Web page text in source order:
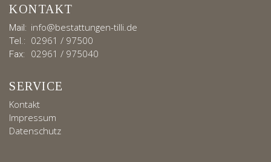
KONTAKT
Mail: info@bestattungen-tilli.de
Tel.: 02961 / 97500
Fax: 02961 / 975040
SERVICE
Kontakt
Impressum
Datenschutz